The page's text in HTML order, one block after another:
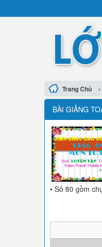
Trang Chủ ›
BÀI GIẢNG
• Số 80 gồm